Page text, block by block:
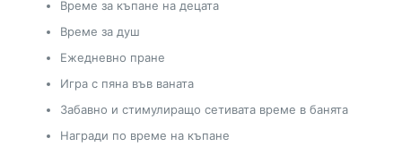
Време за къпане на децата
Време за душ
Ежедневно пране
Игра с пяна във ваната
Забавно и стимулиращо сетивата време в банята
Награди по време на къпане